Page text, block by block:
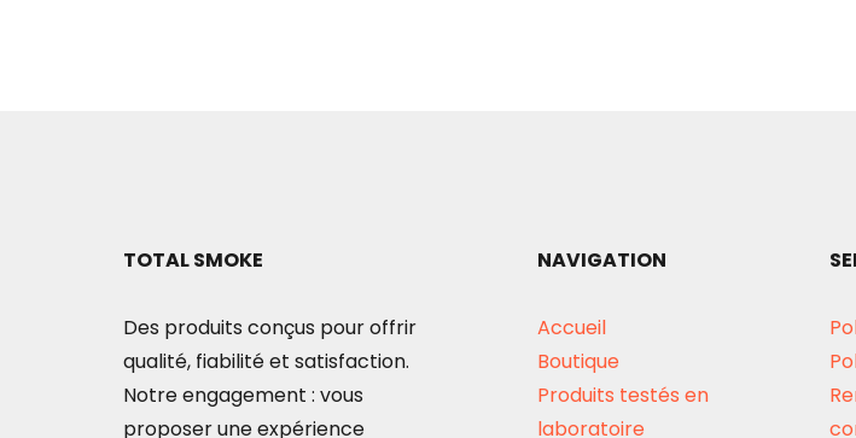
TOTAL SMOKE
Des produits conçus pour offrir
qualité, fiabilité et satisfaction.
Notre engagement : vous
proposer une expérience
NAVIGATION
Accueil
Boutique
Produits testés en
laboratoire